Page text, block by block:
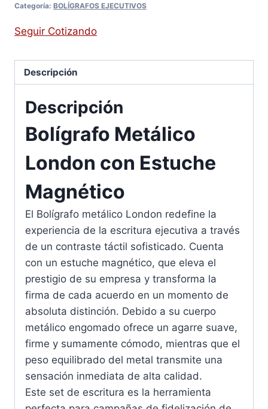
Categoría: BOLÍGRAFOS EJECUTIVOS
Seguir Cotizando
Descripción
Descripción
Bolígrafo Metálico
London con Estuche
Magnético
El Bolígrafo metálico London redefine la
experiencia de la escritura ejecutiva a través
de un contraste táctil sofisticado. Cuenta
con un estuche magnético, que eleva el
prestigio de su empresa y transforma la
firma de cada acuerdo en un momento de
absoluta distinción. Debido a su cuerpo
metálico engomado ofrece un agarre suave,
firme y sumamente cómodo, mientras que el
peso equilibrado del metal transmite una
sensación inmediata de alta calidad.
Este set de escritura es la herramienta